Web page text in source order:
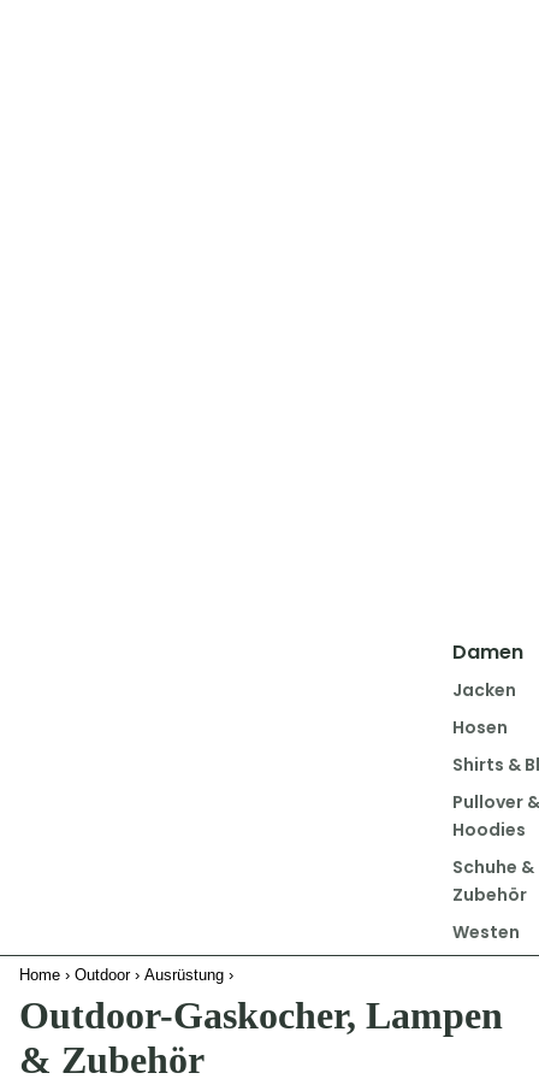
Damen
Jacken
Hosen
Shirts &
Pullover &
Hoodies
Schuhe &
Zubehör
Westen
Jacken
Home › Outdoor› Ausrüstung ›
Outdoor-Gaskocher, Lampen
& Zubehör